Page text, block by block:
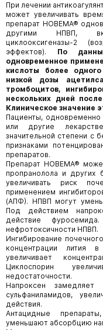
При лечении
может увеличивать
препарат НОВЕМА®
другими НПВП,
циклооксигеназы-2
эффектов). По
одновременное
кислоты более
низкой дозы
тромбоцитов,
нескольких дней
Клиническое значение
Пациенты, одновременно
или другие
значительной степени с
признаками
препаратов.
Препарат НОВЕМА®
пропранолола и других
увеличивать риск
применением
(АПФ). НПВП могут
Под действием
действие
нефротоксичности НПВП.
Ингибирование
концентрации лития
увеличивает
Циклоспорин
недостаточности.
Напроксен замедляет
сульфаниламидов,
действия.
Антацидные
уменьшают абсорбцию